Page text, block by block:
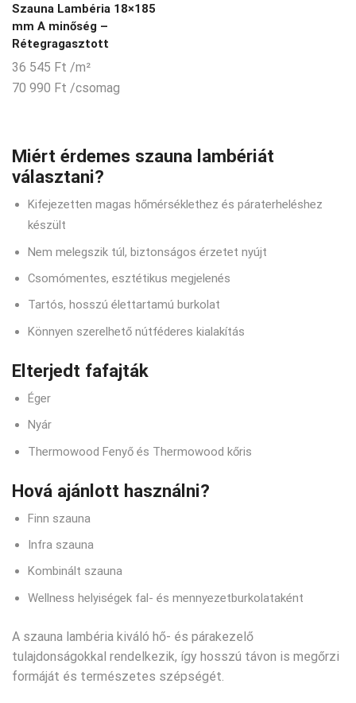
Szauna Lambéria 18×185
mm A minőség –
Rétegragasztott
36 545 Ft /m²
70 990 Ft /csomag
Miért érdemes szauna lambériát
választani?
Kifejezetten magas hőmérséklethez és páraterheléshez
készült
Nem melegszik túl, biztonságos érzetet nyújt
Csomómentes, esztétikus megjelenés
Tartós, hosszú élettartamú burkolat
Könnyen szerelhető nútféderes kialakítás
Elterjedt fafajták
Éger
Nyár
Thermowood Fenyő és Thermowood kőris
Hová ajánlott használni?
Finn szauna
Infra szauna
Kombinált szauna
Wellness helyiségek fal- és mennyezetburkolataként
A szauna lambéria kiváló hő- és párakezelő
tulajdonságokkal rendelkezik, így hosszú távon is megőrzi
formáját és természetes szépségét.